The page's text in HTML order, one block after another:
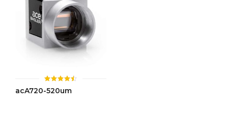
ให้
คะแนน
acA720-520um